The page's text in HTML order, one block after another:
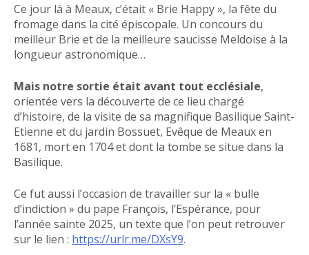
Ce jour là à Meaux, c’était « Brie Happy », la fête du
fromage dans la cité épiscopale. Un concours du
meilleur Brie et de la meilleure saucisse Meldoise à la
longueur astronomique…
Mais notre sortie était avant tout ecclésiale,
orientée vers la découverte de ce lieu chargé
d’histoire, de la visite de sa magnifique Basilique Saint-
Etienne et du jardin Bossuet, Evêque de Meaux en
1681, mort en 1704 et dont la tombe se situe dans la
Basilique.
Ce fut aussi l’occasion de travailler sur la « bulle
d’indiction » du pape François, l’Espérance, pour
l’année sainte 2025, un texte que l’on peut retrouver
sur le lien : https://urlr.me/DXsY9.